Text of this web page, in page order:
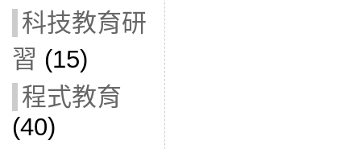
科技教育研
習 (15)
程式教育
(40)